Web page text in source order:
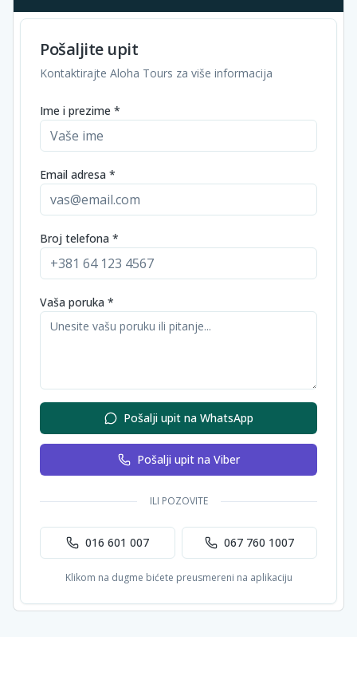
Pošaljite upit
Kontaktirajte Aloha Tours za više informacija
Ime i prezime *
Email adresa *
Broj telefona *
Vaša poruka *
Pošalji upit na WhatsApp
Pošalji upit na Viber
ILI POZOVITE
016 601 007 067 760 1007
Klikom na dugme bićete preusmereni na aplikaciju